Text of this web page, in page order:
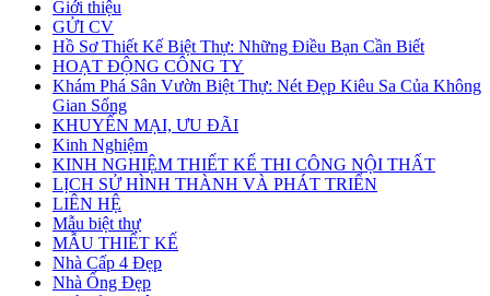
Văn phòng & Nhà trải nghiệm kisato
Xây Nhà Khung Thép: Một Giải Pháp Hiện Đại Và Bền
Vững
NHẬN NGAY1000+ MẪU NHÀ ĐẸPNHẤT NĂM 2025